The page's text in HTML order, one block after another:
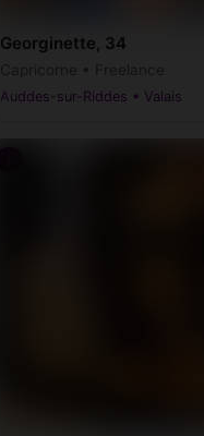
Georginette, 34
Auddes-sur-Riddes • Valais